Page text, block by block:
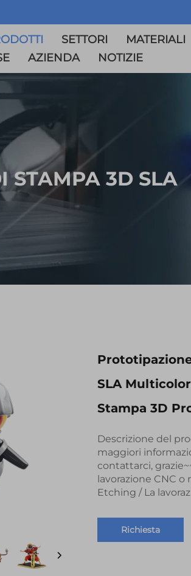
SETTORI MATERIALI
AZIENDA NOTIZIE
STAMPA 3D SLA
SLA
Stampa 3D
Descrizione del
maggiori
contattarci,
lavorazione CNC o
Etching / La
Richiesta